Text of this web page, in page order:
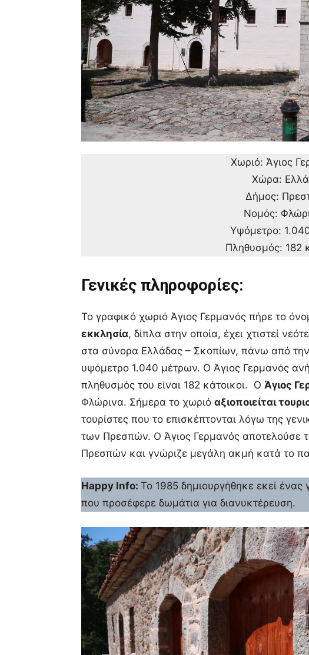
Χωριό: Άγιος
Χώρα:
Δήμος:
Νομός:
Υψόμετρο:
Πληθυσμός: 182
Γενικές πληροφορίες:
Το γραφικό χωριό Άγιος Γερμανός πήρε το
εκκλησία, δίπλα στην οποία, έχει χτιστεί
στα σύνορα Ελλάδας – Σκοπίων, πάνω από
υψόμετρο 1.040 μέτρων. Ο Άγιος Γερμανός
πληθυσμός του είναι 182 κάτοικοι. Ο Άγιος
Φλώρινα. Σήμερα το χωριό αξιοποιείται
τουρίστες που το επισκέπτονται λόγω της
των Πρεσπών. Ο Άγιος Γερμανός αποτελούσε
Πρεσπών και γνώριζε μεγάλη ακμή κατά το
Happy Info: Το 1985 δημιουργήθηκε εκεί ένας
που προσέφερε δωμάτια για διανυκτέρευση.